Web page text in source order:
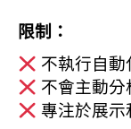
限制：
不執行自動
不會主動
專注於展